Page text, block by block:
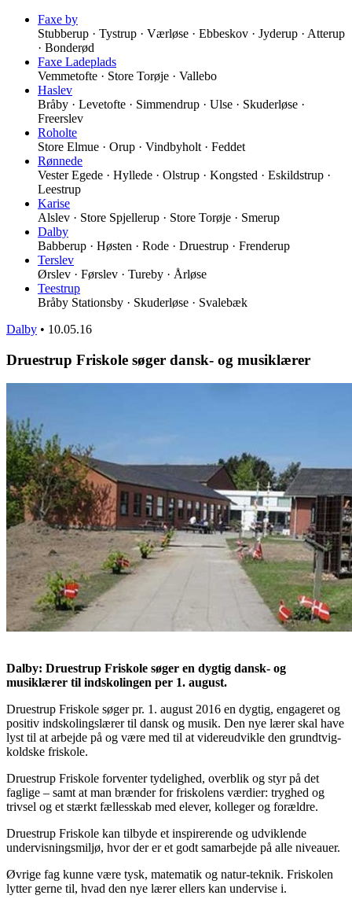
Faxe by
Stubberup · Tystrup · Værløse · Ebbeskov · Jyderup · Atterup
· Bonderød
Faxe Ladeplads
Vemmetofte · Store Torøje · Vallebo
Haslev
Bråby · Levetofte · Simmendrup · Ulse · Skuderløse ·
Freerslev
Roholte
Store Elmue · Orup · Vindbyholt · Feddet
Rønnede
Vester Egede · Hyllede · Olstrup · Kongsted · Eskildstrup ·
Leestrup
Karise
Alslev · Store Spjellerup · Store Torøje · Smerup
Dalby
Babberup · Høsten · Rode · Druestrup · Frenderup
Terslev
Ørslev · Førslev · Tureby · Årløse
Teestrup
Bråby Stationsby · Skuderløse · Svalebæk
Dalby • 10.05.16
Druestrup Friskole søger dansk- og musiklærer
Dalby: Druestrup Friskole søger en dygtig dansk- og
musiklærer til indskolingen per 1. august.
Druestrup Friskole søger pr. 1. august 2016 en dygtig, engageret og
positiv indskolingslærer til dansk og musik. Den nye lærer skal have
lyst til at arbejde på og være med til at videreudvikle den grundtvig-
koldske friskole.
Druestrup Friskole forventer tydelighed, overblik og styr på det
faglige – samt at man brænder for friskolens værdier: tryghed og
trivsel og et stærkt fællesskab med elever, kolleger og forældre.
Druestrup Friskole kan tilbyde et inspirerende og udviklende
undervisningsmiljø, hvor der er et godt samarbejde på alle niveauer.
Øvrige fag kunne være tysk, matematik og natur-teknik. Friskolen
lytter gerne til, hvad den nye lærer ellers kan undervise i.